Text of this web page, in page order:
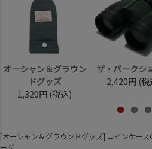
オーシャン＆グラウン
ドグッズ
1,320円 (税込)
ザ・パークシ
2,420円 (税
[オーシャン＆グラウンドグッズ] コインケー
ージ